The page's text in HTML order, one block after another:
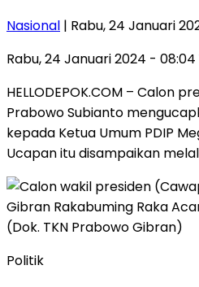
Nasional | Rabu, 24 Januari
Rabu, 24 Januari 2024 - 08:04
HELLODEPOK.COM – Calon
Prabowo Subianto
kepada Ketua Umum PDIP
Ucapan itu disampaikan
Politik